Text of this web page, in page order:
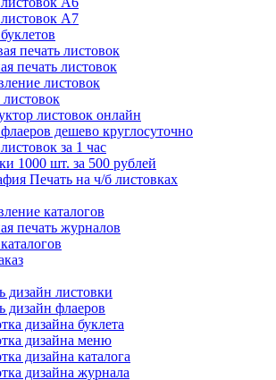
А7
печать листовок
печать листовок
листовок
листовок онлайн
дешево круглосуточно
за 1 час
1000 шт. за 500 рублей
Печать на ч/б листовках
каталогов
печать журналов
дизайн листовки
дизайн флаеров
дизайна буклета
дизайна меню
дизайна каталога
дизайна журнала